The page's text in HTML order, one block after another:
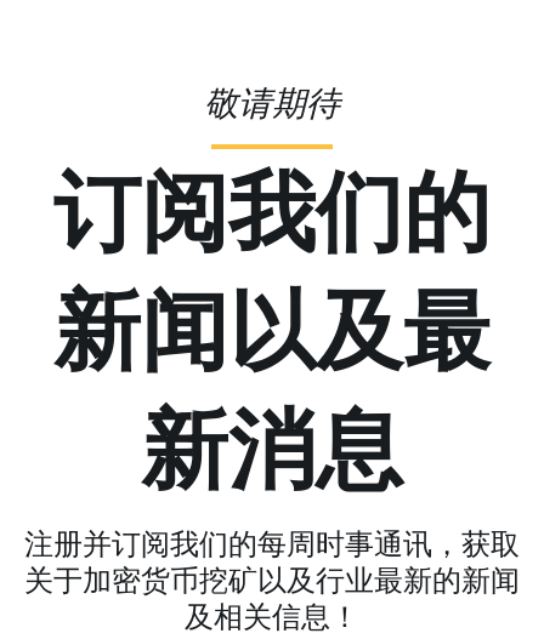
敬请期待
订阅我们的
新闻以及最
新消息
注册并订阅我们的每周时事通讯，获取
关于加密货币挖矿以及行业最新的新闻
及相关信息！